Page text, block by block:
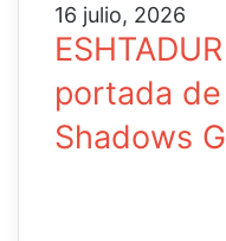
16 julio, 2026
portada
Shadows